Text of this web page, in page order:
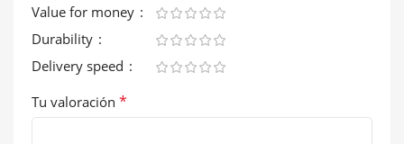
Value for money
Durability
Delivery speed
Tu valoración *